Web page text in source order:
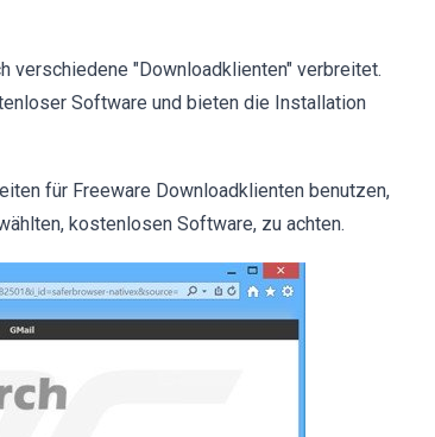
verschiedene "Downloadklienten" verbreitet.
Software und bieten die Installation
für Freeware Downloadklienten benutzen,
kostenlosen Software, zu achten.